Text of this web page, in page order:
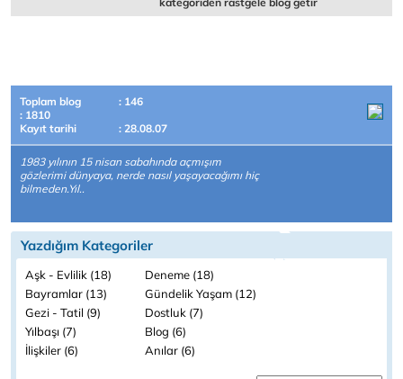
Toplam blog
: 146
: 1810
Kayıt tarihi
: 28.08.07
1983 yılının 15 nisan sabahında açmışım
gözlerimi dünyaya, nerde nasıl yaşayacağımı hiç
bilmeden.Yıl..
Yazdığım Kategoriler
Aşk - Evlilik (18)
Deneme (18)
Bayramlar (13)
Gündelik Yaşam (12)
Gezi - Tatil (9)
Dostluk (7)
Yılbaşı (7)
Blog (6)
İlişkiler (6)
Anılar (6)